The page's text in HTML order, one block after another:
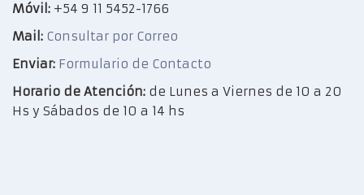
Móvil: +54 9 11 5452-1766
Mail: Consultar por Correo
Enviar: Formulario de Contacto
Horario de Atención: de Lunes a Viernes de 10 a 20
Hs y Sábados de 10 a 14 hs